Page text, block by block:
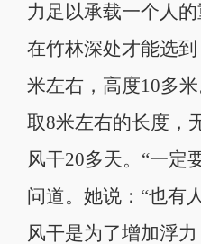
力足以承载一个人
在竹林深处才能选
米左右，高度10多
取8米左右的长度，
风干20多天。“一定
问道。她说：“也有
风干是为了增加浮